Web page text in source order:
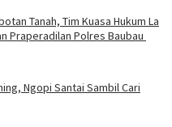
Tanah, Tim Kuasa Hukum La
Praperadilan Polres Baubau
Ngopi Santai Sambil Cari